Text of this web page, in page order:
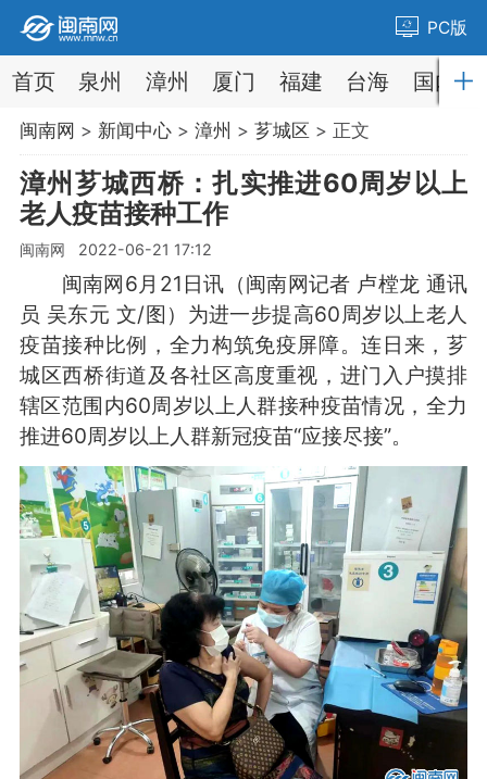
PC版
首页 泉州 漳州 厦门 福建 台海 国内
闽南网 > 新闻中心> 漳州 > 芗城区 > 正文
漳州芗城西桥：扎实推进60周岁以上
老人疫苗接种工作
闽南网 2022-06-21 17:12
闽南网6月21日讯（闽南网记者 卢樘龙 通讯
员 吴东元 文/图）为进一步提高60周岁以上老人
疫苗接种比例，全力构筑免疫屏障。连日来，芗
城区西桥街道及各社区高度重视，进门入户摸排
辖区范围内60周岁以上人群接种疫苗情况，全力
推进60周岁以上人群新冠疫苗“应接尽接”。